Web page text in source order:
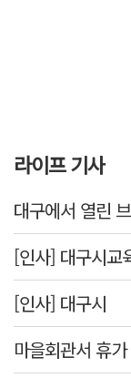
라이프 기사
대구에서 열린
[인사] 대구시교
[인사] 대구시
마을회관서 휴